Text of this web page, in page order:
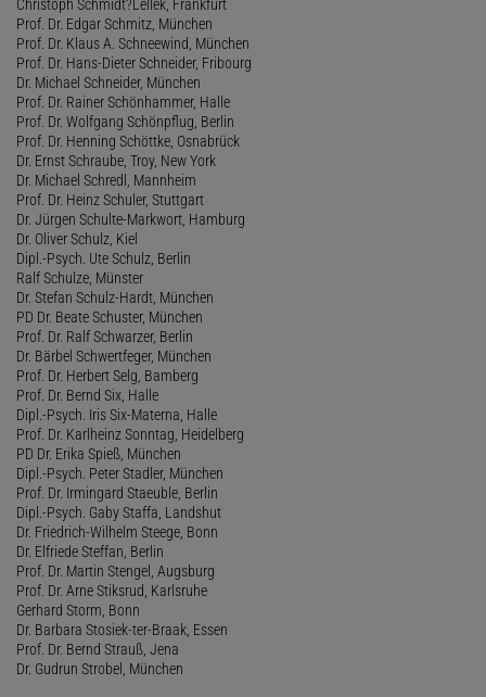
Christoph Schmidt?Lellek, Frankfurt
Prof. Dr. Edgar Schmitz, München
Prof. Dr. Klaus A. Schneewind, München
Prof. Dr. Hans-Dieter Schneider, Fribourg
Dr. Michael Schneider, München
Prof. Dr. Rainer Schönhammer, Halle
Prof. Dr. Wolfgang Schönpflug, Berlin
Prof. Dr. Henning Schöttke, Osnabrück
Dr. Ernst Schraube, Troy, New York
Dr. Michael Schredl, Mannheim
Prof. Dr. Heinz Schuler, Stuttgart
Dr. Jürgen Schulte-Markwort, Hamburg
Dr. Oliver Schulz, Kiel
Dipl.-Psych. Ute Schulz, Berlin
Ralf Schulze, Münster
Dr. Stefan Schulz-Hardt, München
PD Dr. Beate Schuster, München
Prof. Dr. Ralf Schwarzer, Berlin
Dr. Bärbel Schwertfeger, München
Prof. Dr. Herbert Selg, Bamberg
Prof. Dr. Bernd Six, Halle
Dipl.-Psych. Iris Six-Materna, Halle
Prof. Dr. Karlheinz Sonntag, Heidelberg
PD Dr. Erika Spieß, München
Dipl.-Psych. Peter Stadler, München
Prof. Dr. Irmingard Staeuble, Berlin
Dipl.-Psych. Gaby Staffa, Landshut
Dr. Friedrich-Wilhelm Steege, Bonn
Dr. Elfriede Steffan, Berlin
Prof. Dr. Martin Stengel, Augsburg
Prof. Dr. Arne Stiksrud, Karlsruhe
Gerhard Storm, Bonn
Dr. Barbara Stosiek-ter-Braak, Essen
Prof. Dr. Bernd Strauß, Jena
Dr. Gudrun Strobel, München